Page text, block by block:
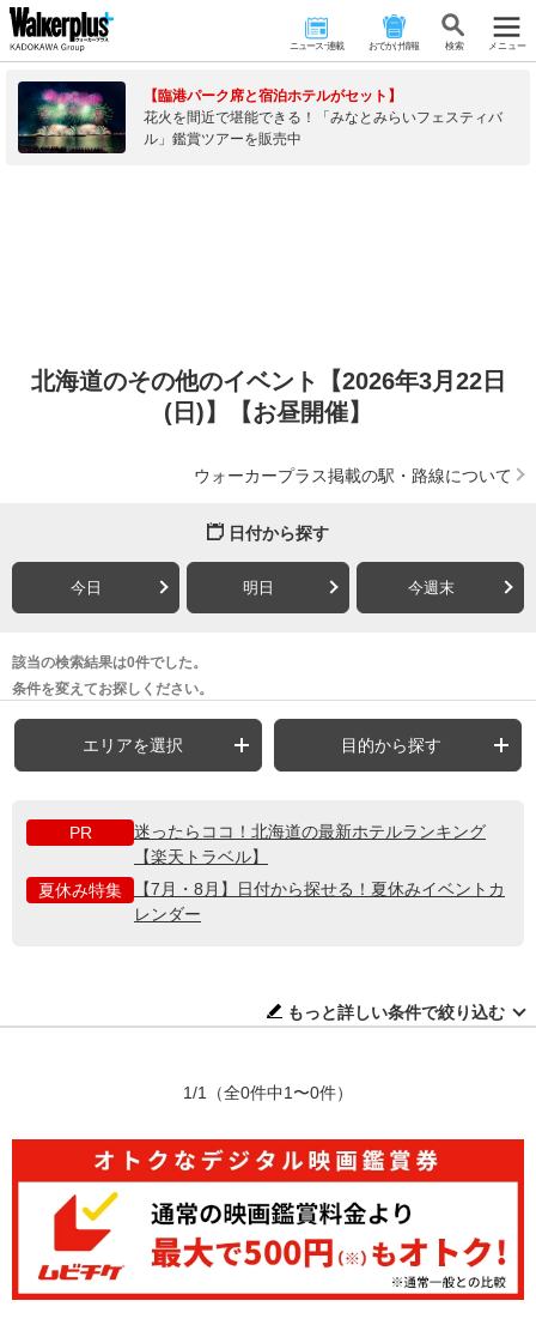
ニュース･連載 おでかけ情報 検 索 メニュー
【臨港パーク席と宿泊ホテルがセット】
花火を間近で堪能できる！「みなとみらいフェスティバ
ル」鑑賞ツアーを販売中
北海道のその他のイベント【2026年3月22日
(日)】【お昼開催】
ウォーカープラス掲載の駅・路線について
日付から探す
今日 明日 今週末
該当の検索結果は0件でした。
条件を変えてお探しください。
エリアを選択 目的から探す
PR
迷ったらココ！北海道の最新ホテルランキング
【楽天トラベル】
夏休み特集
【7月・8月】日付から探せる！夏休みイベントカ
レンダー
もっと詳しい条件で絞り込む
1/1 （全0件中1〜0件）